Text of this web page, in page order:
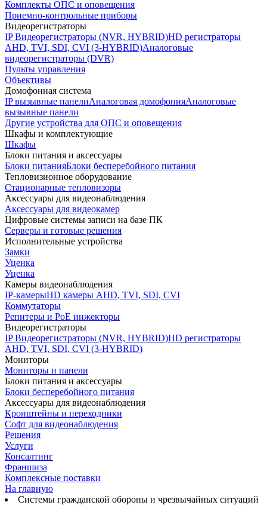
Комплекты ОПС и оповещения
Приемно-контрольные приборы
Видеорегистраторы
IP Видеорегистраторы (NVR, HYBRID)HD регистраторы
AHD, TVI, SDI, CVI (3-HYBRID)Аналоговые
видеорегистраторы (DVR)
Пульты управления
Объективы
Домофонная система
IP вызывные панелиАналоговая домофонияАналоговые
вызывные панели
Другие устройства для ОПС и оповещения
Шкафы и комплектующие
Шкафы
Блоки питания и аксессуары
Блоки питанияБлоки бесперебойного питания
Тепловизионное оборудование
Стационарные тепловизоры
Аксессуары для видеонаблюдения
Аксессуары для видеокамер
Цифровые системы записи на базе ПК
Серверы и готовые решения
Исполнительные устройства
Замки
Уценка
Уценка
Камеры видеонаблюдения
IP-камерыHD камеры AHD, TVI, SDI, CVI
Коммутаторы
Репитеры и PoE инжекторы
Видеорегистраторы
IP Видеорегистраторы (NVR, HYBRID)HD регистраторы
AHD, TVI, SDI, CVI (3-HYBRID)
Мониторы
Мониторы и панели
Блоки питания и аксессуары
Блоки бесперебойного питания
Аксессуары для видеонаблюдения
Кронштейны и переходники
Софт для видеонаблюдения
Решения
Услуги
Консалтинг
Франшиза
Комплексные поставки
На главную
Системы гражданской обороны и чрезвычайных ситуаций